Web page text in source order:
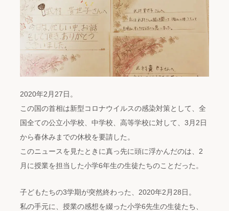
2020年2月27日。
この国の首相は新型コロナウイルスの感染対策として、全
国全ての公立小学校、中学校、高等学校に対して、3月2日
から春休みまでの休校を要請した。
このニュースを見たときに真っ先に頭に浮かんだのは、2
月に授業を担当した小学6年生の生徒たちのことだった。
子どもたちの3学期が突然終わった、2020年2月28日。
私の手元に、授業の感想を綴った小学6先生の生徒たち、